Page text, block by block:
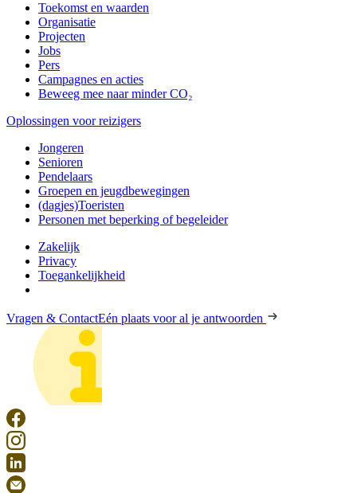
Toekomst en waarden
Organisatie
Projecten
Jobs
Pers
Campagnes en acties
Beweeg mee naar minder CO₂
Oplossingen voor reizigers
Jongeren
Senioren
Pendelaars
Groepen en jeugdbewegingen
(dagjes)Toeristen
Personen met beperking of begeleider
Zakelijk
Privacy
Toegankelijkheid
Vragen & ContactEén plaats voor al je antwoorden